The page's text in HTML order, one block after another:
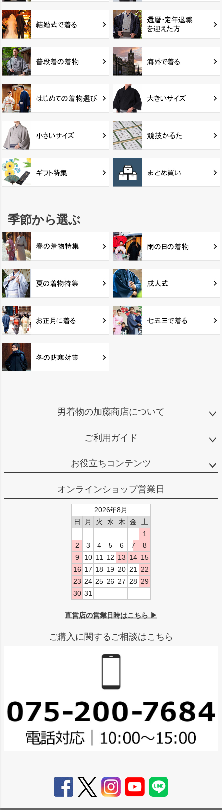
季節から選ぶ
男着物の加藤商店について
ご利用ガイド
お役立ちコンテンツ
オンラインショップ営業日
2026年8月
日
月 火 水 木 金
土
1
2
3 4 5 6 7
8
9
10 11 12 13 14 15
16 17 18 19 20 21 22
23 24 25 26 27 28 29
30 31
直営店の営業日時はこちら ▶
ご購入に関するご相談はこちら